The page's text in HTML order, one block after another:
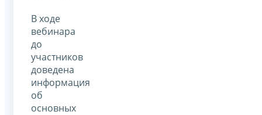
В ходе
вебинара
до
участников
доведена
информация
об
основных